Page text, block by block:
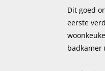
Dit goed
eerste
badkamer